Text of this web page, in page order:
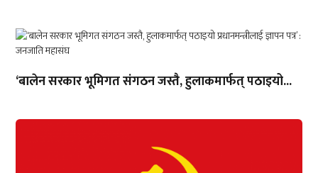
‘बालेन सरकार भूमिगत संगठन जस्तै, हुलाकमार्फत् पठाइयो...